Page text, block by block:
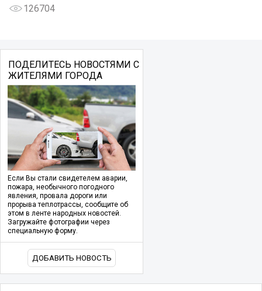
126704
ПОДЕЛИТЕСЬ НОВОСТЯМИ С
ЖИТЕЛЯМИ ГОРОДА
Если Вы стали свидетелем аварии,
пожара, необычного погодного
явления, провала дороги или
прорыва теплотрассы, сообщите об
этом в ленте народных новостей.
Загружайте фотографии через
специальную форму.
ДОБАВИТЬ НОВОСТЬ